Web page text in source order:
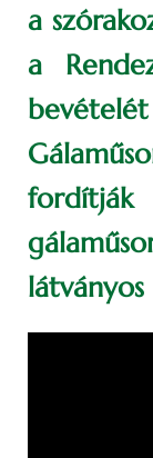
a
a
fordítják
látványos